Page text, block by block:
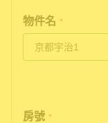
物件名 *
房號 *